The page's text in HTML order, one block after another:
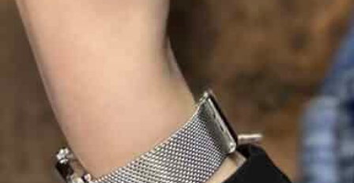
couleurs d’or. Réalisée en
(750/1000)
réunissant l’or jaune, l’or blanc et l’or rose.
Son style intemporel apporte une touche de
modernité tout en conservant l’élégance d’une
alliance traditionnelle. Ainsi, ce modèle convient
aux personnes qui recherchent un bijou original
avec une belle symbolique.